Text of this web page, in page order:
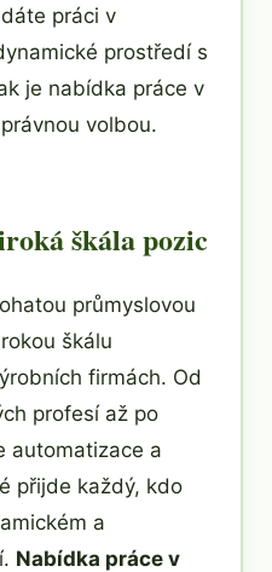
práci v
prostředí s
je nabídka práce v
volbou.
škála pozic
průmyslovou
škálu
firmách. Od
profesí až po
automatizace a
přijde každý, kdo
a
Nabídka práce v